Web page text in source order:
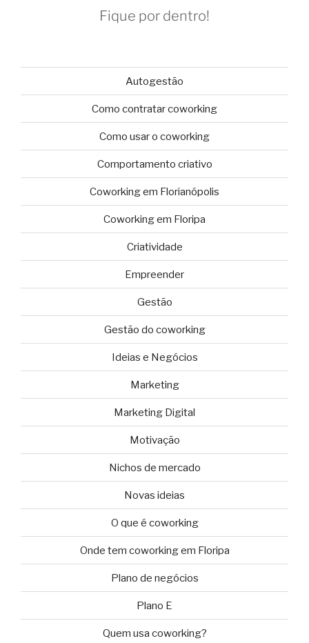
Fique por dentro!
Autogestão
Como contratar coworking
Como usar o coworking
Comportamento criativo
Coworking em Florianópolis
Coworking em Floripa
Criatividade
Empreender
Gestão
Gestão do coworking
Ideias e Negócios
Marketing
Marketing Digital
Motivação
Nichos de mercado
Novas ideias
O que é coworking
Onde tem coworking em Floripa
Plano de negócios
Plano E
Quem usa coworking?